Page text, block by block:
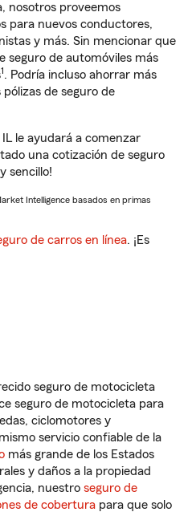
nosotros proveemos
para nuevos conductores,
y más. Sin mencionar que
seguro de automóviles más
1. Podría incluso ahorrar más
de seguro de
le ayudará a comenzar
una cotización de seguro
sencillo!
Intelligence basados en primas
de carros en línea. ¡Es
seguro de motocicleta
seguro de motocicleta para
ciclomotores y
servicio confiable de la
más grande de los Estados
y daños a la propiedad
nuestro seguro de
de cobertura para que solo